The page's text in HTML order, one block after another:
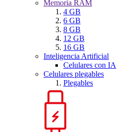
Memoria RAM
4 GB
6 GB
8 GB
12 GB
16 GB
Inteligencia Artificial
Celulares con IA
Celulares plegables
Plegables